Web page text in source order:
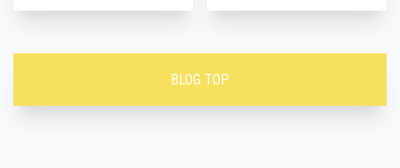
BLOG TOP